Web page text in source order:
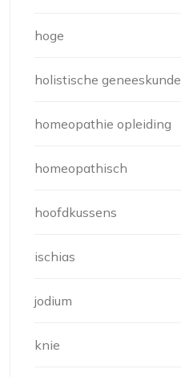
hoge
holistische geneeskunde
homeopathie opleiding
homeopathisch
hoofdkussens
ischias
jodium
knie